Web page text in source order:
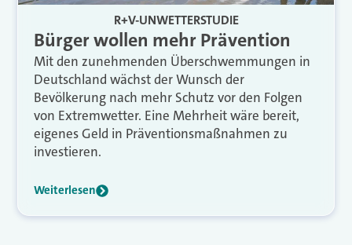
R+V-UNWETTERSTUDIE
Bürger wollen mehr Prävention
Mit den zunehmenden Überschwemmungen in
Deutschland wächst der Wunsch der
Bevölkerung nach mehr Schutz vor den Folgen
von Extremwetter. Eine Mehrheit wäre bereit,
eigenes Geld in Präventionsmaßnahmen zu
investieren.
Weiterlesen